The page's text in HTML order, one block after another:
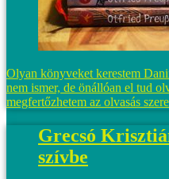
Olyan könyveket kerestem
nem ismer, de önállóan el tud
megfertőzhetem az olvasás
Grecsó
szívbe